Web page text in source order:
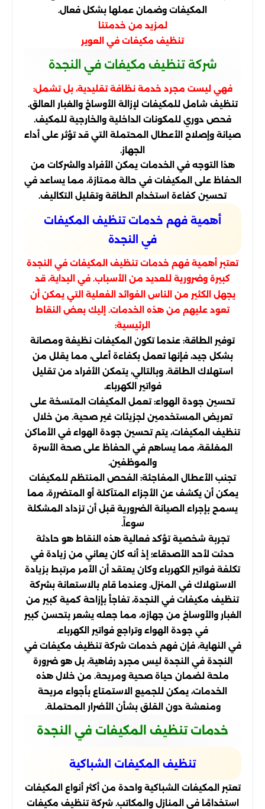
المكيفات وضمان عملها بشكل فعال.
لمزيد من خدمتنا
تنظيف مكيفات في العوير
شركة تنظيف مكيفات في النجدة
فهي ليست مجرد خدمة نظافة تقليدية، بل تشمل:
تنظيف شامل للمكيفات لإزالة الأوساخ والغبار العالق.
فحص دوري للمكونات الداخلية والخارجية للمكيف.
صيانة وإصلاح الأعطال المحتملة التي قد تؤثر على أداء
الجهاز.
هذا التوجه في الخدمات يمكن الأفراد والشركات من
الحفاظ على المكيفات في حالة ممتازة، مما يساعد في
تحسين كفاءة استخدام الطاقة وتقليل التكاليف.
أهمية فهم خدمات تنظيف المكيفات
في النجدة
تعتبر أهمية فهم خدمات تنظيف المكيفات في النجدة
كبيرة وضرورية للعديد من الأسباب. في البداية، قد
يجهل الكثير من الناس الفوائد الفعلية التي يمكن أن
تعود عليهم من هذه الخدمات. إليك بعض النقاط
الرئيسية:
توفير الطاقة: عندما تكون المكيفات نظيفة ومصانة
بشكل جيد، فإنها تعمل بكفاءة أعلى، مما يقلل من
استهلاك الطاقة. وبالتالي، يتمكن الأفراد من تقليل
فواتير الكهرباء.
تحسين جودة الهواء: تعمل المكيفات المتسخة على
تعريض المستخدمين لجزيئات غير صحية. من خلال
تنظيف المكيفات، يتم تحسين جودة الهواء في الأماكن
المغلقة، مما يساهم في الحفاظ على صحة الأسرة
والموظفين.
تجنب الأعطال المفاجئة: الفحص المنتظم للمكيفات
يمكن أن يكشف عن الأجزاء المتآكلة أو المتضررة، مما
يسمح بإجراء الصيانة الضرورية قبل أن تزداد المشكلة
سوءاً.
تجربة شخصية تؤكد فعالية هذه النقاط هو حادثة
حدثت لأحد الأصدقاء؛ إذ أنه كان يعاني من زيادة في
تكلفة فواتير الكهرباء وكان يعتقد أن الأمر مرتبط بزيادة
الاستهلاك في المنزل. وعندما قام بالاستعانة بشركة
تنظيف مكيفات في النجدة، تفاجأ بإزاحة كمية كبير من
الغبار والأوساخ من جهازه، مما جعله يشعر بتحسن كبير
في جودة الهواء وتراجع فواتير الكهرباء.
في النهاية، فإن فهم خدمات شركة تنظيف مكيفات في
النجدة في النجدة ليس مجرد رفاهية، بل هو ضرورة
ملحة لضمان حياة صحية ومريحة. من خلال هذه
الخدمات، يمكن للجميع الاستمتاع بأجواء مريحة
ومنعشة دون القلق بشأن الأضرار المحتملة.
خدمات تنظيف المكيفات في النجدة
تنظيف المكيفات الشباكية
تعتبر المكيفات الشباكية واحدة من أكثر أنواع المكيفات
استخدامًا في المنازل والمكاتب. شركة تنظيف مكيفات